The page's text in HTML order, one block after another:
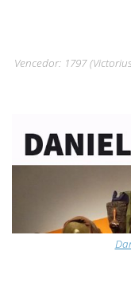
Vencedor: 1797